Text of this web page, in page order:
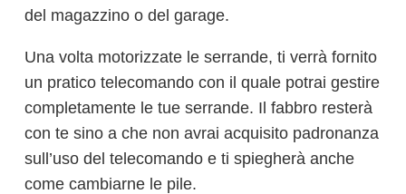
del magazzino o del garage.
Una volta motorizzate le serrande, ti verrà fornito
un pratico telecomando con il quale potrai gestire
completamente le tue serrande. Il fabbro resterà
con te sino a che non avrai acquisito padronanza
sull’uso del telecomando e ti spiegherà anche
come cambiarne le pile.